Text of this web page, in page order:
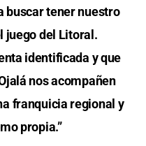
buscar tener nuestro
juego del Litoral.
identificada y que
nos acompañen
franquicia regional y
propia.”